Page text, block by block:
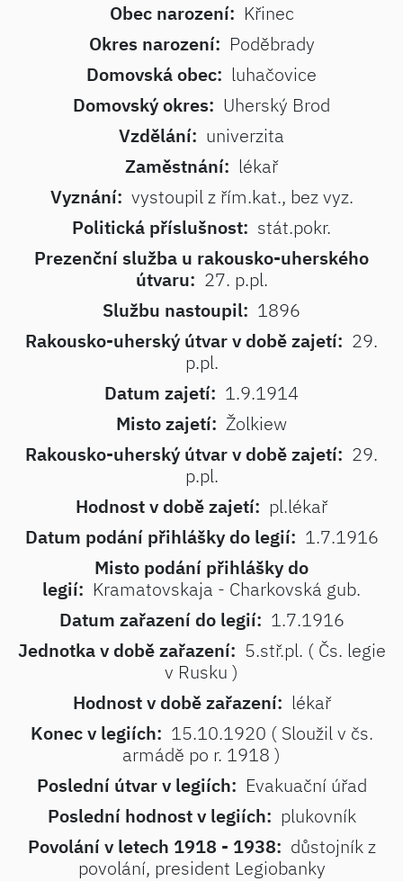
Obec narození: Křinec
Okres narození: Poděbrady
Domovská obec: luhačovice
Domovský okres: Uherský Brod
Vzdělání: univerzita
Zaměstnání: lékař
Vyznání: vystoupil z řím.kat., bez vyz.
Politická příslušnost: stát.pokr.
Prezenční služba u rakousko-uherského
útvaru: 27. p.pl.
Službu nastoupil: 1896
Rakousko-uherský útvar v době zajetí: 29.
p.pl.
Datum zajetí: 1.9.1914
Misto zajetí: Žolkiew
Rakousko-uherský útvar v době zajetí: 29.
p.pl.
Hodnost v době zajetí: pl.lékař
Datum podání přihlášky do legií: 1.7.1916
Misto podání přihlášky do
legií: Kramatovskaja - Charkovská gub.
Datum zařazení do legií: 1.7.1916
Jednotka v době zařazení: 5.stř.pl. ( Čs. legie
v Rusku )
Hodnost v době zařazení: lékař
Konec v legiích: 15.10.1920 ( Sloužil v čs.
armádě po r. 1918 )
Poslední útvar v legiích: Evakuační úřad
Poslední hodnost v legiích: plukovník
Povolání v letech 1918 - 1938: důstojník z
povolání, president Legiobanky